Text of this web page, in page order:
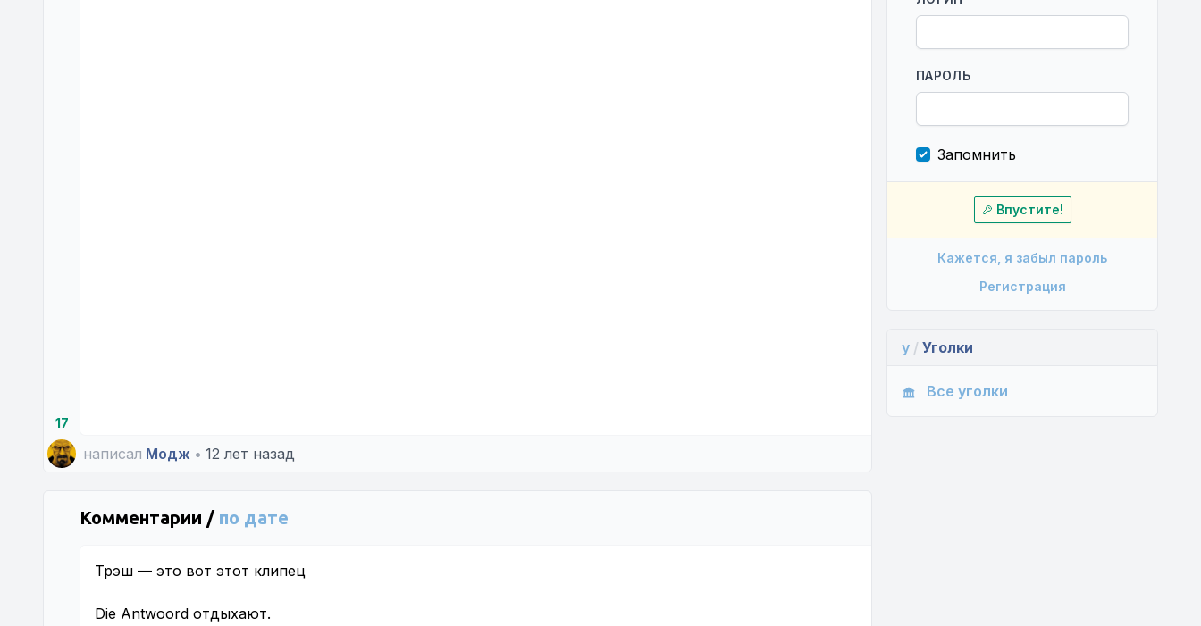
17
написал Модж • 12 лет назад
Комментарии / по дате
Трэш — это вот этот клипец
Die Antwoord отдыхают.
ПАРОЛЬ
Запомнить
Впустите!
Кажется, я забыл пароль
Регистрация
y / Уголки
Все уголки